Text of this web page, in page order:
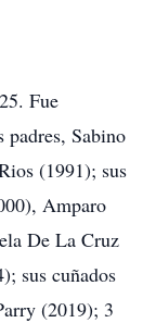
Fue
padres, Sabino
(1991); sus
Amparo
De La Cruz
sus cuñados
(2019); 3